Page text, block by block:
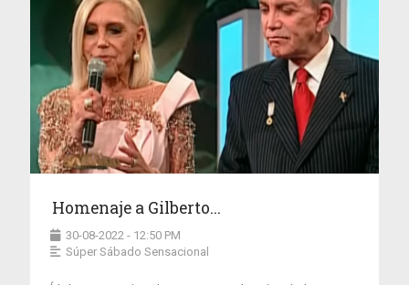
Homenaje a Gilberto...
30-08-2022 - 12:50 PM
Súper Sábado Sensacional